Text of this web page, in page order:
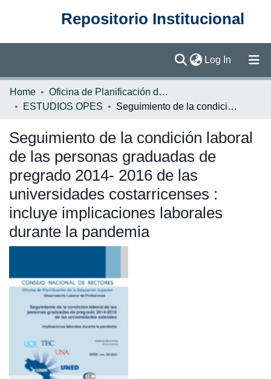
Repositorio Institucional
Log In (current)
Communities & Collections
Statistics
Home
Oficina de Planificación de la Educación Superior (OPES)
ESTUDIOS OPES
Seguimiento de la condición laboral de las personas graduadas de pregrado 2014- 2016 de las universidades costarricenses : incluye implicaciones laborales durante la pandemia
Seguimiento de la condición laboral
de las personas graduadas de
pregrado 2014- 2016 de las
universidades costarricenses :
incluye implicaciones laborales
durante la pandemia